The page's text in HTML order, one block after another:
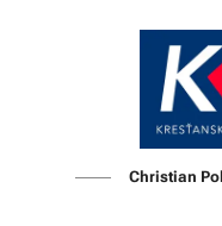
Christian